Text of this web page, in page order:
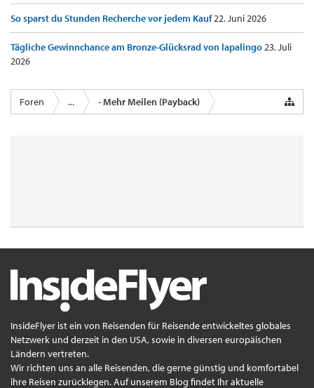
So sparst du Stunden Recherche vor jedem Kauf22. Juni 2026
Tägliche Gewinnchance am Bronze-Glücksrad von lapalingo23. Juli
2026
Foren ... - Mehr Meilen (Payback)
InsideFlyer ist ein von Reisenden für Reisende entwickeltes globales
Netzwerk und derzeit in den USA, sowie in diversen europäischen
Ländern vertreten.
Wir richten uns an alle Reisenden, die gerne günstig und komfortabel
ihre Reisen zurücklegen. Auf unserem Blog findet Ihr aktuelle